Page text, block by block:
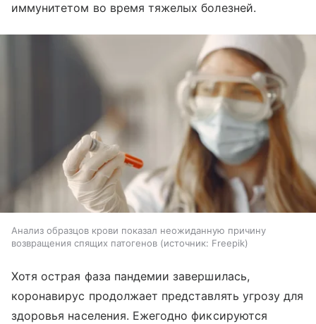
иммунитетом во время тяжелых болезней.
Анализ образцов крови показал неожиданную причину
возвращения спящих патогенов
источник: Freepik
Хотя острая фаза пандемии завершилась,
коронавирус продолжает представлять угрозу для
здоровья населения. Ежегодно фиксируются